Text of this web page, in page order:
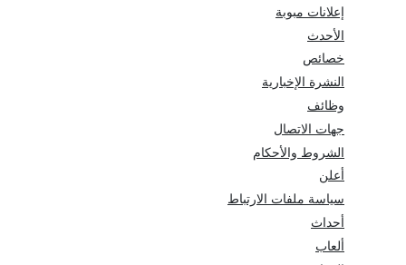
إعلانات مبوبة
الأحدث
خصائص
النشرة الإخبارية
وظائف
جهات الاتصال
الشروط والأحكام
أعلن
سياسة ملفات الارتباط
أحداث
ألعاب